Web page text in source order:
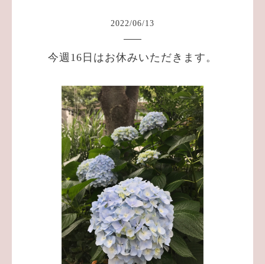
2022/06/13
今週16日はお休みいただきます。